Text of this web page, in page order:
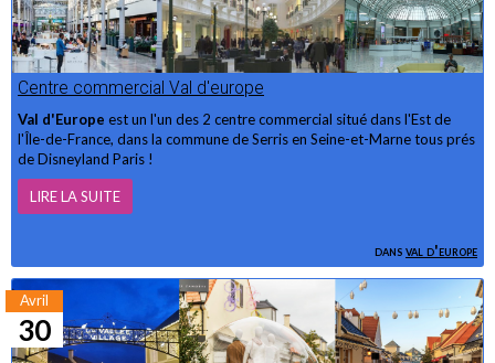
Centre commercial Val d'europe
dansval d'europe
Val d'Europe est un l'un des 2 centre commercial situé dans l'Est de
l'Île-de-France, dans la commune de Serris en Seine-et-Marne tous prés
de Disneyland Paris !
LIRE LA SUITE
30
Avril